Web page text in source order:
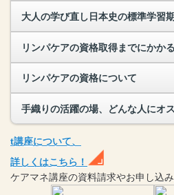
大人の学び直し日本史の標準学習
リンパケアの資格取得までにかか
リンパケアの資格について
手織りの活躍の場、どんな人にオ
t講座について、
詳しくはこちら！
ケアマネ講座の資料請求やお申し込